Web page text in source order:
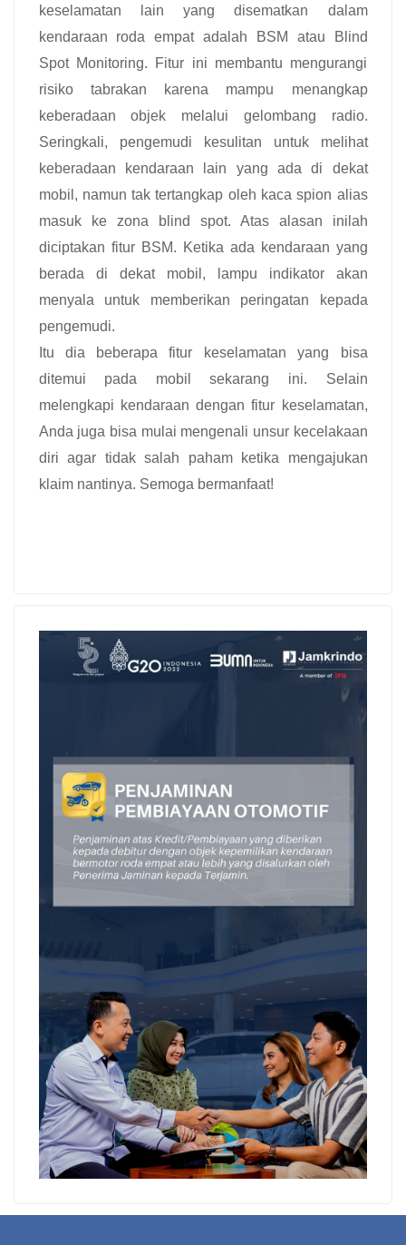
keselamatan lain yang disematkan dalam
kendaraan roda empat adalah BSM atau Blind
Spot Monitoring. Fitur ini membantu mengurangi
risiko tabrakan karena mampu menangkap
keberadaan objek melalui gelombang radio.
Seringkali, pengemudi kesulitan untuk melihat
keberadaan kendaraan lain yang ada di dekat
mobil, namun tak tertangkap oleh kaca spion alias
masuk ke zona blind spot. Atas alasan inilah
diciptakan fitur BSM. Ketika ada kendaraan yang
berada di dekat mobil, lampu indikator akan
menyala untuk memberikan peringatan kepada
pengemudi.
Itu dia beberapa fitur keselamatan yang bisa
ditemui pada mobil sekarang ini. Selain
melengkapi kendaraan dengan fitur keselamatan,
Anda juga bisa mulai mengenali unsur kecelakaan
diri agar tidak salah paham ketika mengajukan
klaim nantinya. Semoga bermanfaat!